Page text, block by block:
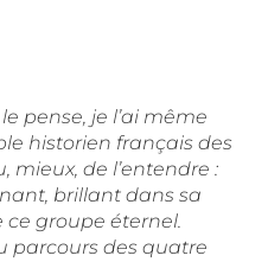
pense, je l’ai même
historien français des
mieux, de l’entendre :
brillant dans sa
ce groupe éternel.
parcours des quatre